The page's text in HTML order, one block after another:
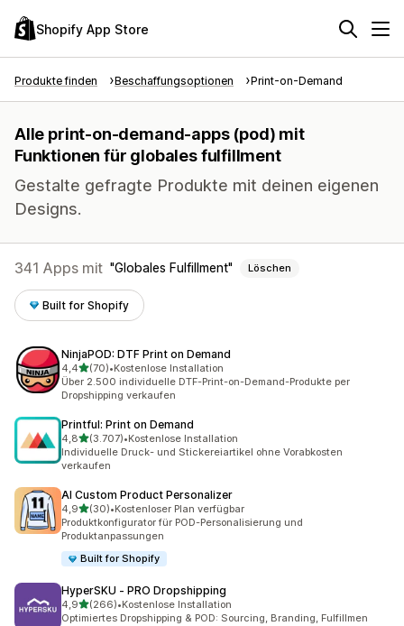
Shopify App Store
Produkte finden Beschaffungsoptionen Print-on-Demand
Alle print-on-demand-apps (pod) mit
Funktionen für globales fulfillment
Gestalte gefragte Produkte mit deinen eigenen
Designs.
341 Apps mit Globales Fulfillment Löschen
Built for Shopify
NinjaPOD: DTF Print on Demand
4,4von 5 Sternen
(70)
70 Rezensionen insgesamt
•Kostenlose Installation
Über 2.500 individuelle DTF-Print-on-Demand-Produkte per
Dropshipping verkaufen
Printful: Print on Demand
4,8von 5 Sternen
(3.707)
3707 Rezensionen insgesamt
•Kostenlose Installation
Individuelle Druck- und Stickereiartikel ohne Vorabkosten
verkaufen
AI Custom Product Personalizer
4,9von 5 Sternen
(30)
30 Rezensionen insgesamt
•Kostenloser Plan verfügbar
Produktkonfigurator für POD-Personalisierung und
Produktanpassungen
Built for Shopify
HyperSKU ‑ PRO Dropshipping
4,9von 5 Sternen
(266)
266 Rezensionen insgesamt
•Kostenlose Installation
Optimiertes Dropshipping & POD: Sourcing, Branding, Fulfillmen